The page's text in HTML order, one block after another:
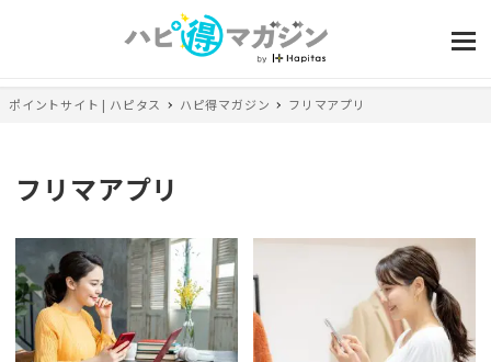
ポイントサイト | ハピタス ハピ得マガジン フリマアプリ
フリマアプリ